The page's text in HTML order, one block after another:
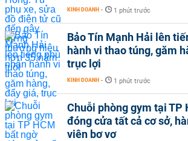
KINH DOANH - 1 phút trước
Bảo Tín Mạnh Hải lên
hành vi thao túng, găm
trục lợi
KINH DOANH - 1 phút trước
Chuỗi phòng gym tại TP
đóng cửa tất cả cơ sở,
viên bơ vơ